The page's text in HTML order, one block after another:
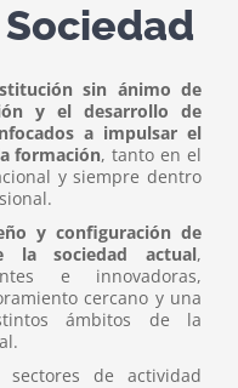
sin ánimo de
y el desarrollo de
a impulsar el
formación, tanto en el
y siempre dentro
y configuración de
la sociedad actual,
e innovadoras,
cercano y una
ámbitos de la
de actividad